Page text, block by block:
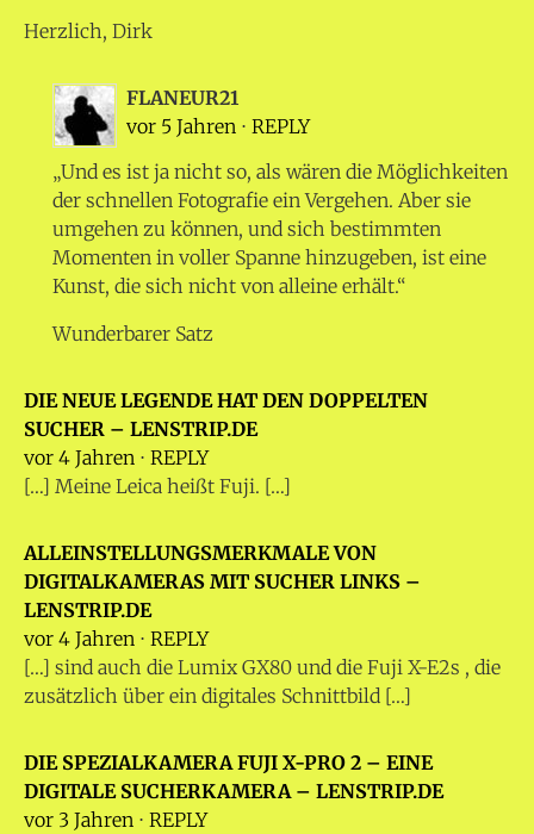
Herzlich, Dirk
FLANEUR21
vor 5 Jahren ⋅ REPLY
„Und es ist ja nicht so, als wären die Möglichkeiten
der schnellen Fotografie ein Vergehen. Aber sie
umgehen zu können, und sich bestimmten
Momenten in voller Spanne hinzugeben, ist eine
Kunst, die sich nicht von alleine erhält.“
Wunderbarer Satz
DIE NEUE LEGENDE HAT DEN DOPPELTEN
SUCHER – LENSTRIP.DE
vor 4 Jahren ⋅ REPLY
[…] Meine Leica heißt Fuji. […]
ALLEINSTELLUNGSMERKMALE VON
DIGITALKAMERAS MIT SUCHER LINKS –
LENSTRIP.DE
vor 4 Jahren ⋅ REPLY
[…] sind auch die Lumix GX80 und die Fuji X-E2s , die
zusätzlich über ein digitales Schnittbild […]
DIE SPEZIALKAMERA FUJI X-PRO 2 – EINE
DIGITALE SUCHERKAMERA – LENSTRIP.DE
vor 3 Jahren ⋅ REPLY